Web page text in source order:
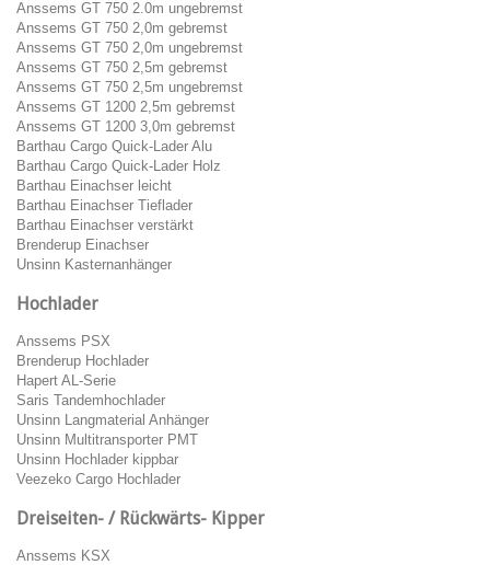
Anssems GT 750 2.0m ungebremst
Anssems GT 750 2,0m gebremst
Anssems GT 750 2,0m ungebremst
Anssems GT 750 2,5m gebremst
Anssems GT 750 2,5m ungebremst
Anssems GT 1200 2,5m gebremst
Anssems GT 1200 3,0m gebremst
Barthau Cargo Quick-Lader Alu
Barthau Cargo Quick-Lader Holz
Barthau Einachser leicht
Barthau Einachser Tieflader
Barthau Einachser verstärkt
Brenderup Einachser
Unsinn Kasternanhänger
Hochlader
Anssems PSX
Brenderup Hochlader
Hapert AL-Serie
Saris Tandemhochlader
Unsinn Langmaterial Anhänger
Unsinn Multitransporter PMT
Unsinn Hochlader kippbar
Veezeko Cargo Hochlader
Dreiseiten- / Rückwärts- Kipper
Anssems KSX